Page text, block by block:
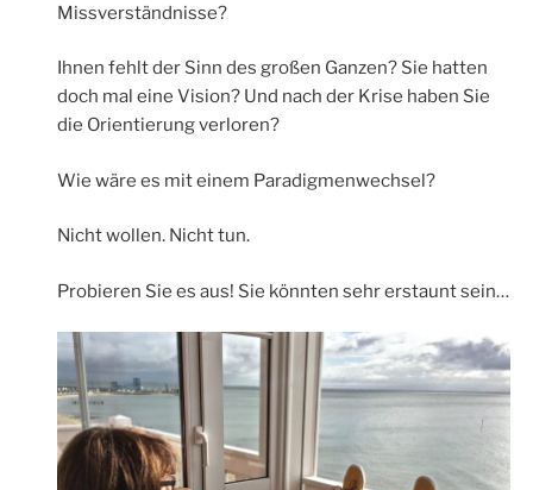
Missverständnisse?
Ihnen fehlt der Sinn des großen Ganzen? Sie hatten
doch mal eine Vision? Und nach der Krise haben Sie
die Orientierung verloren?
Wie wäre es mit einem Paradigmenwechsel?
Nicht wollen. Nicht tun.
Probieren Sie es aus! Sie könnten sehr erstaunt sein…